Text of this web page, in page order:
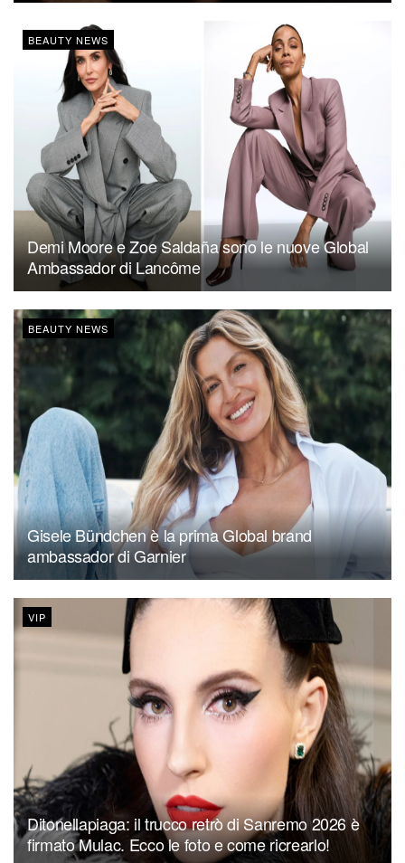
BEAUTY NEWS
Demi Moore e Zoe Saldaña sono le nuove Global
Ambassador di Lancôme
BEAUTY NEWS
Gisele Bündchen è la prima Global brand
ambassador di Garnier
VIP
Ditonellapiaga: il trucco retrò di Sanremo 2026 è
firmato Mulac. Ecco le foto e come ricrearlo!